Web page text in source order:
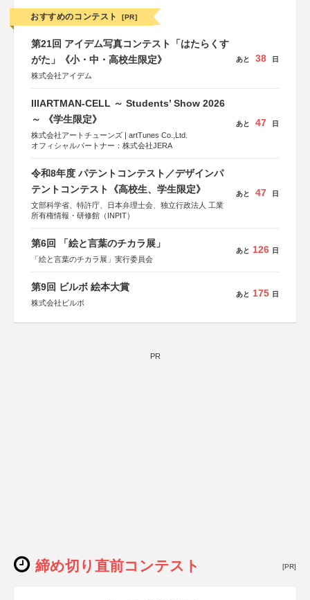
おすすめのコンテスト [PR]
第21回 アイデム写真コンテスト「はたらくす
がた」《小・中・高校生限定》
株式会社アイデム
あと 38 日
IIIARTMAN-CELL ～ Students’ Show 2026
～ 《学生限定》
株式会社アートチューンズ | artTunes Co.,Ltd.
オフィシャルパートナー：株式会社JERA
あと 47 日
令和8年度 パテントコンテスト／デザインパ
テントコンテスト《高校生、学生限定》
文部科学省、特許庁、日本弁理士会、独立行政法人 工業
所有権情報・研修館（INPIT）
あと 47 日
第6回 「絵と言葉のチカラ展」
「絵と言葉のチカラ展」実行委員会
あと 126 日
第9回 ビルボ 絵本大賞
株式会社ビルボ
あと 175 日
PR
締め切り直前コンテスト [PR]